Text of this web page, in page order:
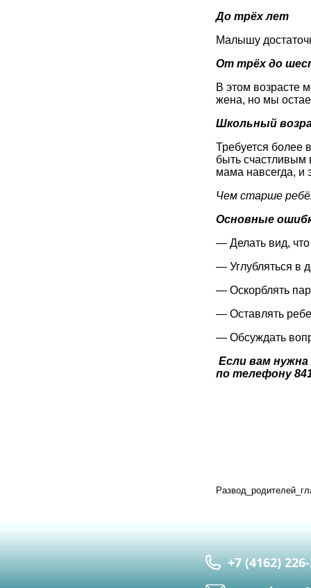
До трёх лет
Малышу
От трёх до
В этом возрасте
жена, но мы
Школьный
Требуется более
быть счастливым
мама навсегда, и
Чем старше
Основные
— Делать вид, что
— Углубляться в
— Оскорблять
— Оставлять
— Обсуждать
Если вам
по телефону
+7 (4162)